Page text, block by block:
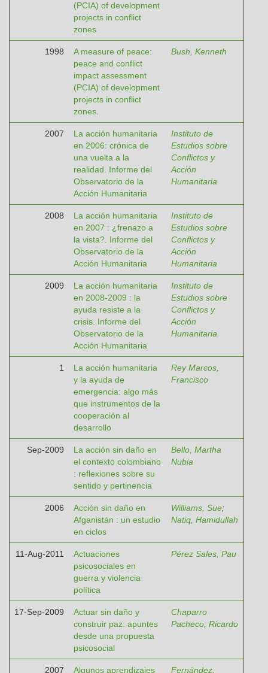
(PCIA) of development
projects in conflict
zones
1998
A measure of peace:
peace and conflict
impact assessment
(PCIA) of development
projects in conflict
zones.
Bush, Kenneth
2007
La acción humanitaria
en 2006: crónica de
una vuelta a la
realidad. Informe del
Observatorio de la
Acción Humanitaria
Instituto de
Estudios sobre
Conflictos y
Acción
Humanitaria
2008
La acción humanitaria
en 2007 : ¿frenazo a
la vista?. Informe del
Observatorio de la
Acción Humanitaria
Instituto de
Estudios sobre
Conflictos y
Acción
Humanitaria
2009
La acción humanitaria
en 2008-2009 : la
ayuda resiste a la
crisis. Informe del
Observatorio de la
Acción Humanitaria
Instituto de
Estudios sobre
Conflictos y
Acción
Humanitaria
1
La acción humanitaria
y la ayuda de
emergencia: algo más
que instrumentos de la
cooperación al
desarrollo
Rey Marcos,
Francisco
Sep-2009
La acción sin daño en
el contexto colombiano
: reflexiones sobre su
sentido y pertinencia
Bello, Martha
Nubia
2006
Acción sin daño en
Afganistán : un estudio
en ciclos
Williams, Sue;
Natiq, Hamidullah
11-Aug-2011
Actuaciones
psicosociales en
guerra y violencia
política
Pérez Sales, Pau
17-Sep-2009
Actuar sin daño y
construir paz: apuntes
desde una propuesta
psicosocial
Chaparro
Pacheco, Ricardo
2007
Algunos aprendizajes
Fernández,